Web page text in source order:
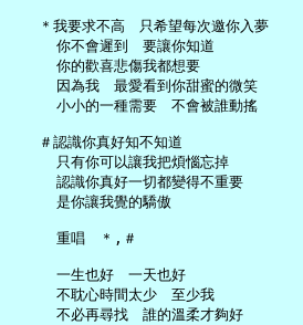
   ＊我要求不高　只希望每次邀你入夢
     你不會遲到　要讓你知道
     你的歡喜悲傷我都想要
     因為我　最愛看到你甜蜜的微笑
     小小的一種需要　不會被誰動搖
   ＃認識你真好知不知道
     只有你可以讓我把煩惱忘掉
     認識你真好一切都變得不重要
     是你讓我覺的驕傲
     重唱　＊,＃
     一生也好　一天也好
     不耽心時間太少　至少我
     不必再尋找　誰的溫柔才夠好